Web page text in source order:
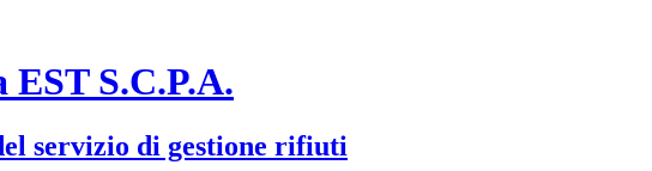
S.C.P.A.
servizio di gestione rifiuti